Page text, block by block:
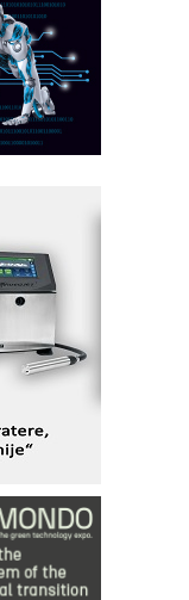
MINI-
vođena
OM
za
u